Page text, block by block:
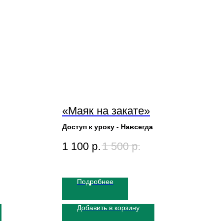
«Маяк на закате»
Доступ к уроку - Навсегда
Длительность: 2 часа
1 100 р.1 500 р.
Подробнее
Добавить в корзину